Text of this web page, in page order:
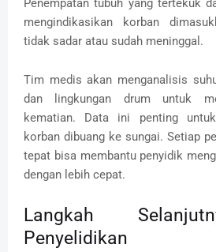
Penempatan tubuh yang tertekuk
mengindikasikan korban
tidak sadar atau sudah meninggal.
Tim medis akan menganalisis
dan lingkungan drum untuk
kematian. Data ini penting
korban dibuang ke sungai. Setiap
tepat bisa membantu penyidik
dengan lebih cepat.
Langkah
Penyelidikan